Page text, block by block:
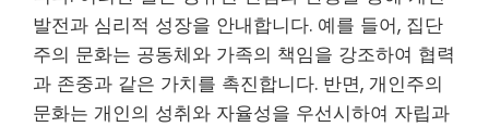
발전과 심리적 성장을 안내합니다. 예를 들어, 집단
주의 문화는 공동체와 가족의 책임을 강조하여 협력
과 존중과 같은 가치를 촉진합니다. 반면, 개인주의
문화는 개인의 성취와 자율성을 우선시하여 자립과